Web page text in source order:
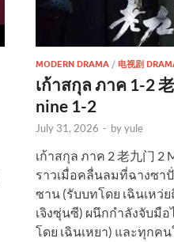
MODERN DRAMA / 电视剧
เก้าสกุล ภาค 1-2
nine 1-2
July 31, 2026 - byyule
เก้าสกุล ภาค 2 老九门 2
ราวเมื่อคลื่นลมที่ฉางซา
ซาน (รับบทโดย เฉินเหว่
เจิงซุ่นซี) ผนึกกำลังจับมื
โดย เฉินเหยา) และทุกค